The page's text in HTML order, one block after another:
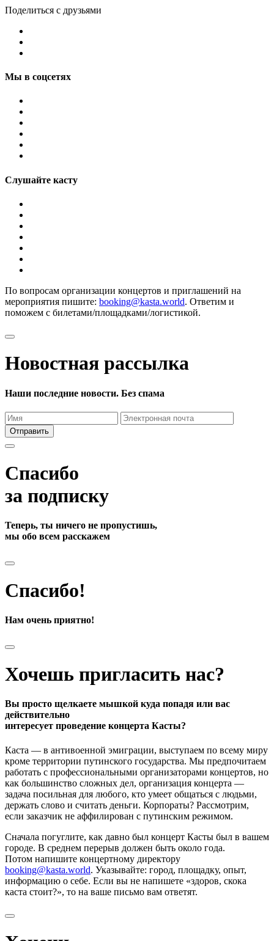
Поделиться с друзьями
Мы в соцсетях
Слушайте касту
По вопросам организации концертов и приглашений на
мероприятия пишите: booking@kasta.world. Ответим и
поможем с билетами/площадками/логистикой.
Новостная рассылка
Наши последние новости. Без спама
Отправить
Спасибо
за подписку
Теперь, ты ничего не пропустишь,
мы обо всем расскажем
Спасибо!
Нам очень приятно!
Хочешь пригласить нас?
Вы просто щелкаете мышкой куда попадя или вас
действительно
интересует проведение концерта Касты?
Каста — в антивоенной эмиграции, выступаем по всему миру
кроме территории путинского государства. Мы предпочитаем
работать с профессиональными организаторами концертов, но
как большинство сложных дел, организация концерта —
задача посильная для любого, кто умеет общаться с людьми,
держать слово и считать деньги. Корпораты? Рассмотрим,
если заказчик не аффилирован с путинским режимом.
Сначала погуглите, как давно был концерт Касты был в вашем
городе. В среднем перерыв должен быть около года.
Потом напишите концертному директору
booking@kasta.world. Указывайте: город, площадку, опыт,
информацию о себе. Если вы не напишете «здоров, скока
каста стоит?», то на ваше письмо вам ответят.